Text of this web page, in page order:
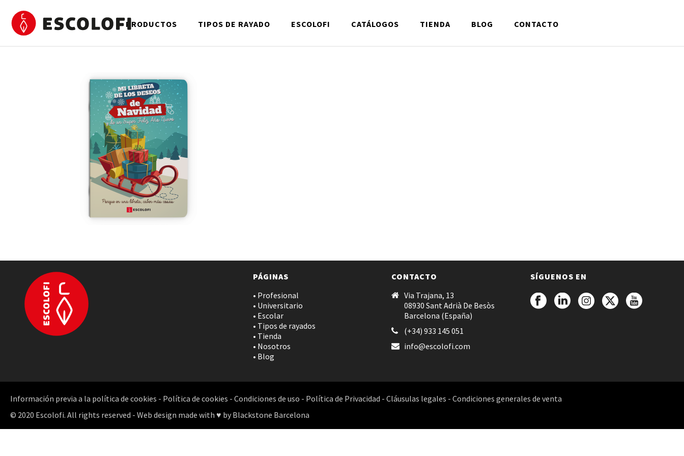
PRODUCTOS TIPOS DE RAYADO ESCOLOFI CATÁLOGOS TIENDA BLOG CONTACTO
PÁGINAS
• Profesional
• Universitario
• Escolar
• Tipos de rayados
• Tienda
• Nosotros
• Blog
CONTACTO
Via Trajana, 13
08930 Sant Adrià De Besòs
Barcelona (España)
(+34) 933 145 051
info@escolofi.com
SÍGUENOS EN
Información previa a la política de cookies - Política de cookies - Condiciones de uso - Política de Privacidad - Cláusulas legales - Condiciones generales de venta
© 2020 Escolofi. All rights reserved - Web design made with ♥ by Blackstone Barcelona